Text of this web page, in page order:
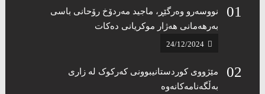
نووسەرو وەرگێڕ، ماجید مەردۆخ رۆحانی باسی
بەرهەمانی هەژار موکریانی دەکات ‌
24/12/2024
مێژووی کوردستانیبوونی کەرکوک لە زاری
بەڵگەنامەکانەوە ‌